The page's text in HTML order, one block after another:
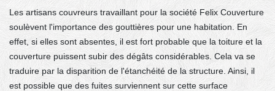
Les artisans couvreurs travaillant pour la société Felix Couverture
soulèvent l'importance des gouttières pour une habitation. En
effet, si elles sont absentes, il est fort probable que la toiture et la
couverture puissent subir des dégâts considérables. Cela va se
traduire par la disparition de l'étanchéité de la structure. Ainsi, il
est possible que des fuites surviennent sur cette surface